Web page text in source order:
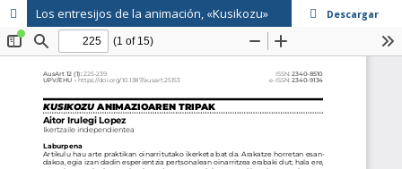
Los entresijos de la animación, «Kusikozu» Descargar